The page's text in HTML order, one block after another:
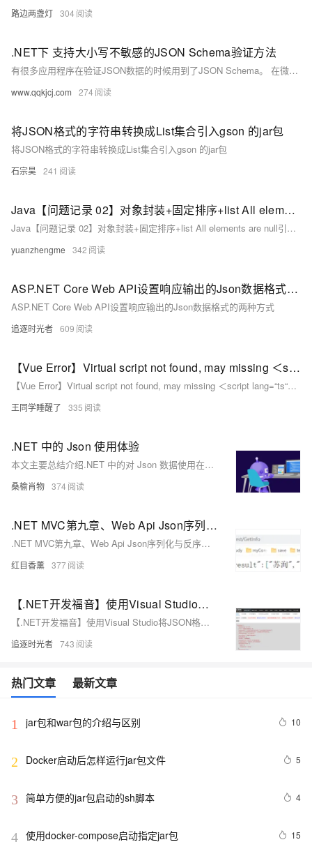
路边两盏灯 304
.NET下 支持大小写不敏感的JSON Schema验证方法
有很多应用程序在验证JSON数据的时候用到了JSON Schema。 在微服务架构下，有时候各个微服务由于各种历史原因，它们所生成的数据对JSON Object属性名的大小写规则可能并不统一，它们需要消费的JSON数据的属性名可能需要大小写无关。 遗憾的是，目前的JSON Schema没有这方面的标准，标准中都是大小写敏感的。在类似上述情况下，这给使用JSON Schema进行数据验证造成了困难。
www.qqkjcj.com 274
将JSON格式的字符串转换成List集合引入gson 的jar包
将JSON格式的字符串转换成List集合引入gson 的jar包
石宗昊 241
Java【问题记录 02】对象封装+固定排序+list All elements are null引起的异常处理+Missing artifact com.sun:tools:jar:1.8.0
Java【问题记录 02】对象封装+固定排序+list All elements are null引起的异常处理+Missing artifact com.sun:tools:jar:1.8.0
yuanzhengme 342
ASP.NET Core Web API设置响应输出的Json数据格式的两种方式
ASP.NET Core Web API设置响应输出的Json数据格式的两种方式
追逐时光者 609
【Vue Error】Virtual script not found, may missing ＜script lang=“ts“＞ “allowJs“: true / jsconfig.json
【Vue Error】Virtual script not found, may missing ＜script lang=“ts“＞ “allowJs“: true / jsconfig.json
王同学睡醒了 335
.NET 中的 Json 使用体验
本文主要总结介绍.NET 中的对 Json 数据使用在使用过程中的关于编码、循环引用、时间格式化的一些问题
桑榆肖物 374
.NET MVC第九章、Web Api Json序列化与反序列化
.NET MVC第九章、Web Api Json序列化与反序列化
红目香薰 377
【.NET开发福音】使用Visual Studio将JSON格式数据自动转化为对应的类
【.NET开发福音】使用Visual Studio将JSON格式数据自动转化为对应的类
追逐时光者 743
热门文章 最新文章
1 jar包和war包的介绍与区别 10
2 Docker启动后怎样运行jar包文件 5
3 简单方便的jar包启动的sh脚本 4
4 使用docker-compose启动指定jar包 15